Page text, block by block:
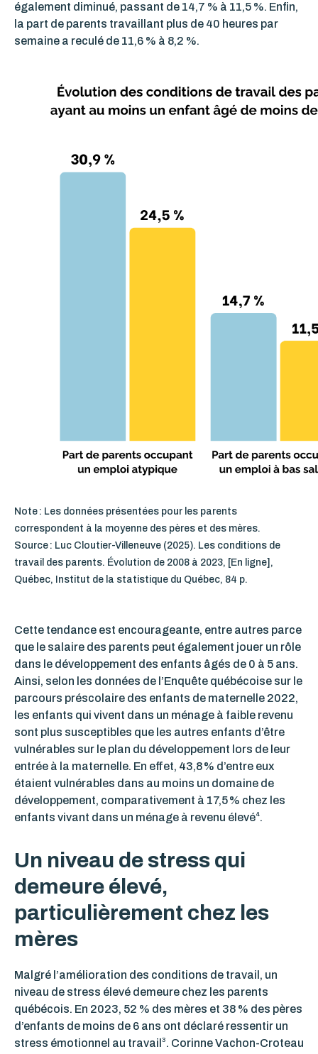
également diminué, passant de 14,7 % à 11,5 %. Enfin,
la part de parents travaillant plus de 40 heures par
semaine a reculé de 11,6 % à 8,2 %.
Note : Les données présentées pour les parents
correspondent à la moyenne des pères et des mères.
Source : Luc Cloutier-Villeneuve (2025). Les conditions de
travail des parents. Évolution de 2008 à 2023, [En ligne],
Québec, Institut de la statistique du Québec, 84 p.
Cette tendance est encourageante, entre autres parce
que le salaire des parents peut également jouer un rôle
dans le développement des enfants âgés de 0 à 5 ans.
Ainsi, selon les données de l’Enquête québécoise sur le
parcours préscolaire des enfants de maternelle 2022,
les enfants qui vivent dans un ménage à faible revenu
sont plus susceptibles que les autres enfants d’être
vulnérables sur le plan du développement lors de leur
entrée à la maternelle. En effet, 43,8 % d’entre eux
étaient vulnérables dans au moins un domaine de
développement, comparativement à 17,5 % chez les
enfants vivant dans un ménage à revenu élevé4.
Un niveau de stress qui
demeure élevé,
particulièrement chez les
mères
Malgré l’amélioration des conditions de travail, un
niveau de stress élevé demeure chez les parents
québécois. En 2023, 52 % des mères et 38 % des pères
d’enfants de moins de 6 ans ont déclaré ressentir un
stress émotionnel au travail 3 . Corinne Vachon-Croteau